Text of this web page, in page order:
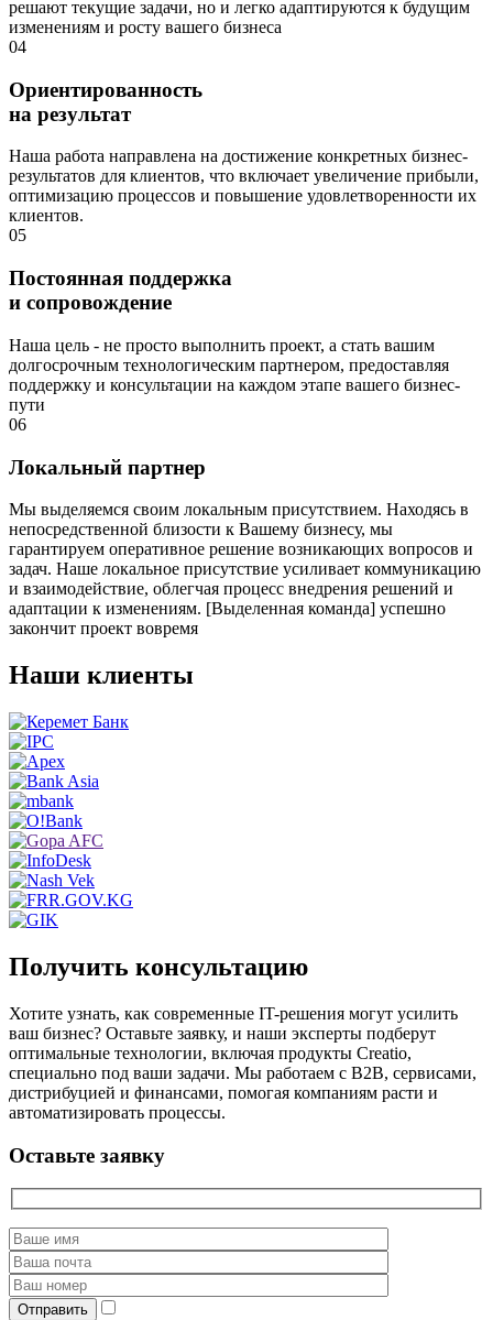
решают текущие задачи, но и легко адаптируются к будущим
изменениям и росту вашего бизнеса
04
Ориентированность
на результат
Наша работа направлена на достижение конкретных бизнес-
результатов для клиентов, что включает увеличение прибыли,
оптимизацию процессов и повышение удовлетворенности их
клиентов.
05
Постоянная поддержка
и сопровождение
Наша цель - не просто выполнить проект, а стать вашим
долгосрочным технологическим партнером, предоставляя
поддержку и консультации на каждом этапе вашего бизнес-
пути
06
Локальный партнер
Мы выделяемся своим локальным присутствием. Находясь в
непосредственной близости к Вашему бизнесу, мы
гарантируем оперативное решение возникающих вопросов и
задач. Наше локальное присутствие усиливает коммуникацию
и взаимодействие, облегчая процесс внедрения решений и
адаптации к изменениям. [Выделенная команда] успешно
закончит проект вовремя
Наши клиенты
Получить консультацию
Хотите узнать, как современные IT-решения могут усилить
ваш бизнес? Оставьте заявку, и наши эксперты подберут
оптимальные технологии, включая продукты Creatio,
специально под ваши задачи. Мы работаем с B2B, сервисами,
дистрибуцией и финансами, помогая компаниям расти и
автоматизировать процессы.
Оставьте заявку